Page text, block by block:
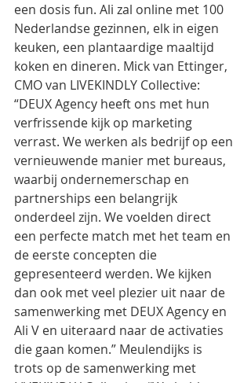
een dosis fun. Ali zal online met 100
Nederlandse gezinnen, elk in eigen
keuken, een plantaardige maaltijd
koken en dineren. Mick van Ettinger,
CMO van LIVEKINDLY Collective:
“DEUX Agency heeft ons met hun
verfrissende kijk op marketing
verrast. We werken als bedrijf op een
vernieuwende manier met bureaus,
waarbij ondernemerschap en
partnerships een belangrijk
onderdeel zijn. We voelden direct
een perfecte match met het team en
de eerste concepten die
gepresenteerd werden. We kijken
dan ook met veel plezier uit naar de
samenwerking met DEUX Agency en
Ali V en uiteraard naar de activaties
die gaan komen.” Meulendijks is
trots op de samenwerking met